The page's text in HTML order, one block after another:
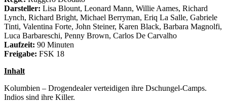
Darsteller: Lisa Blount, Leonard Mann, Willie Aames, Richard
Lynch, Richard Bright, Michael Berryman, Eriq La Salle, Gabriele
Tinti, Valentina Forte, John Steiner, Karen Black, Barbara Magnolfi,
Luca Barbareschi, Penny Brown, Carlos De Carvalho
Laufzeit: 90 Minuten
Freigabe: FSK 18
Inhalt
Kolumbien – Drogendealer verteidigen ihre Dschungel-Camps.
Indios sind ihre Killer.